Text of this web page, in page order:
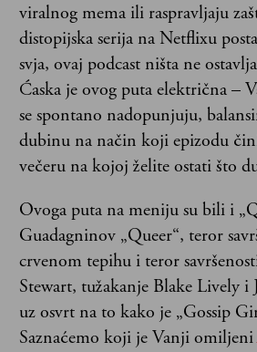
viralnog mema ili raspravljaju
distopijska serija na Netflixu
svja, ovaj podcast ništa ne
Ćaska je ovog puta električna –
se spontano nadopunjuju,
dubinu na način koji epizodu
večeru na kojoj želite ostati što
Ovoga puta na meniju su bili i
Guadagninov „Queer“, teror
crvenom tepihu i teror
Stewart, tužakanje Blake Lively i
uz osvrt na to kako je „Gossip
Saznaćemo koji je Vanji omiljeni